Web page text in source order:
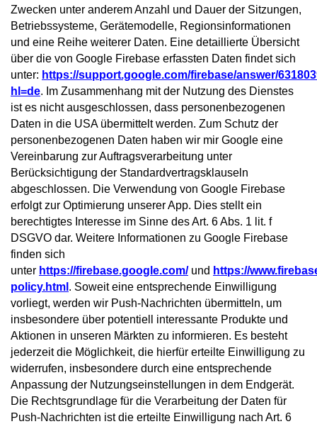
Zwecken unter anderem Anzahl und Dauer der Sitzungen,
Betriebssysteme, Gerätemodelle, Regionsinformationen
und eine Reihe weiterer Daten. Eine detaillierte Übersicht
über die von Google Firebase erfassten Daten findet sich
unter: https://support.google.com/firebase/answer/
hl=de. Im Zusammenhang mit der Nutzung des Dienstes
ist es nicht ausgeschlossen, dass personenbezogenen
Daten in die USA übermittelt werden. Zum Schutz der
personenbezogenen Daten haben wir mir Google eine
Vereinbarung zur Auftragsverarbeitung unter
Berücksichtigung der Standardvertragsklauseln
abgeschlossen. Die Verwendung von Google Firebase
erfolgt zur Optimierung unserer App. Dies stellt ein
berechtigtes Interesse im Sinne des Art. 6 Abs. 1 lit. f
DSGVO dar. Weitere Informationen zu Google Firebase
finden sich
unter https://firebase.google.com/und https://
policy.html . Soweit eine entsprechende Einwilligung
vorliegt, werden wir Push-Nachrichten übermitteln, um
insbesondere über potentiell interessante Produkte und
Aktionen in unseren Märkten zu informieren. Es besteht
jederzeit die Möglichkeit, die hierfür erteilte Einwilligung zu
widerrufen, insbesondere durch eine entsprechende
Anpassung der Nutzungseinstellungen in dem Endgerät.
Die Rechtsgrundlage für die Verarbeitung der Daten für
Push-Nachrichten ist die erteilte Einwilligung nach Art. 6